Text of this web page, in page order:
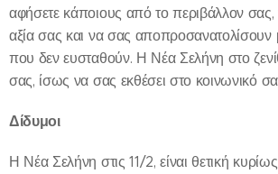
αφήσετε κάποιους από το περιβάλλον
αξία σας και να σας αποπροσανατολίσουν
που δεν ευσταθούν. Η Νέα Σελήνη στο
σας, ίσως να σας εκθέσει στο κοινωνικό
Δίδυμοι
Η Νέα Σελήνη στις 11/2, είναι θετική